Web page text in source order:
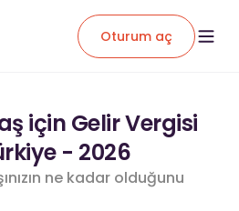
Oturum aç
için Gelir Vergisi
- 2026
ne kadar olduğunu